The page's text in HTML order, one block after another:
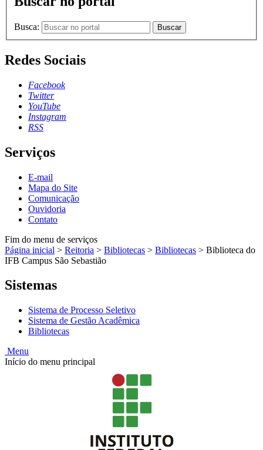
Busca: Buscar
Redes Sociais
Facebook
Twitter
YouTube
Instagram
RSS
Serviços
E-mail
Mapa do Site
Comunicação
Ouvidoria
Contato
Fim do menu de serviços
Página inicial > Reitoria > Bibliotecas > Bibliotecas > Biblioteca do
IFB Campus São Sebastião
Sistemas
Sistema de Processo Seletivo
Sistema de Gestão Acadêmica
Bibliotecas
Menu
Início do menu principal